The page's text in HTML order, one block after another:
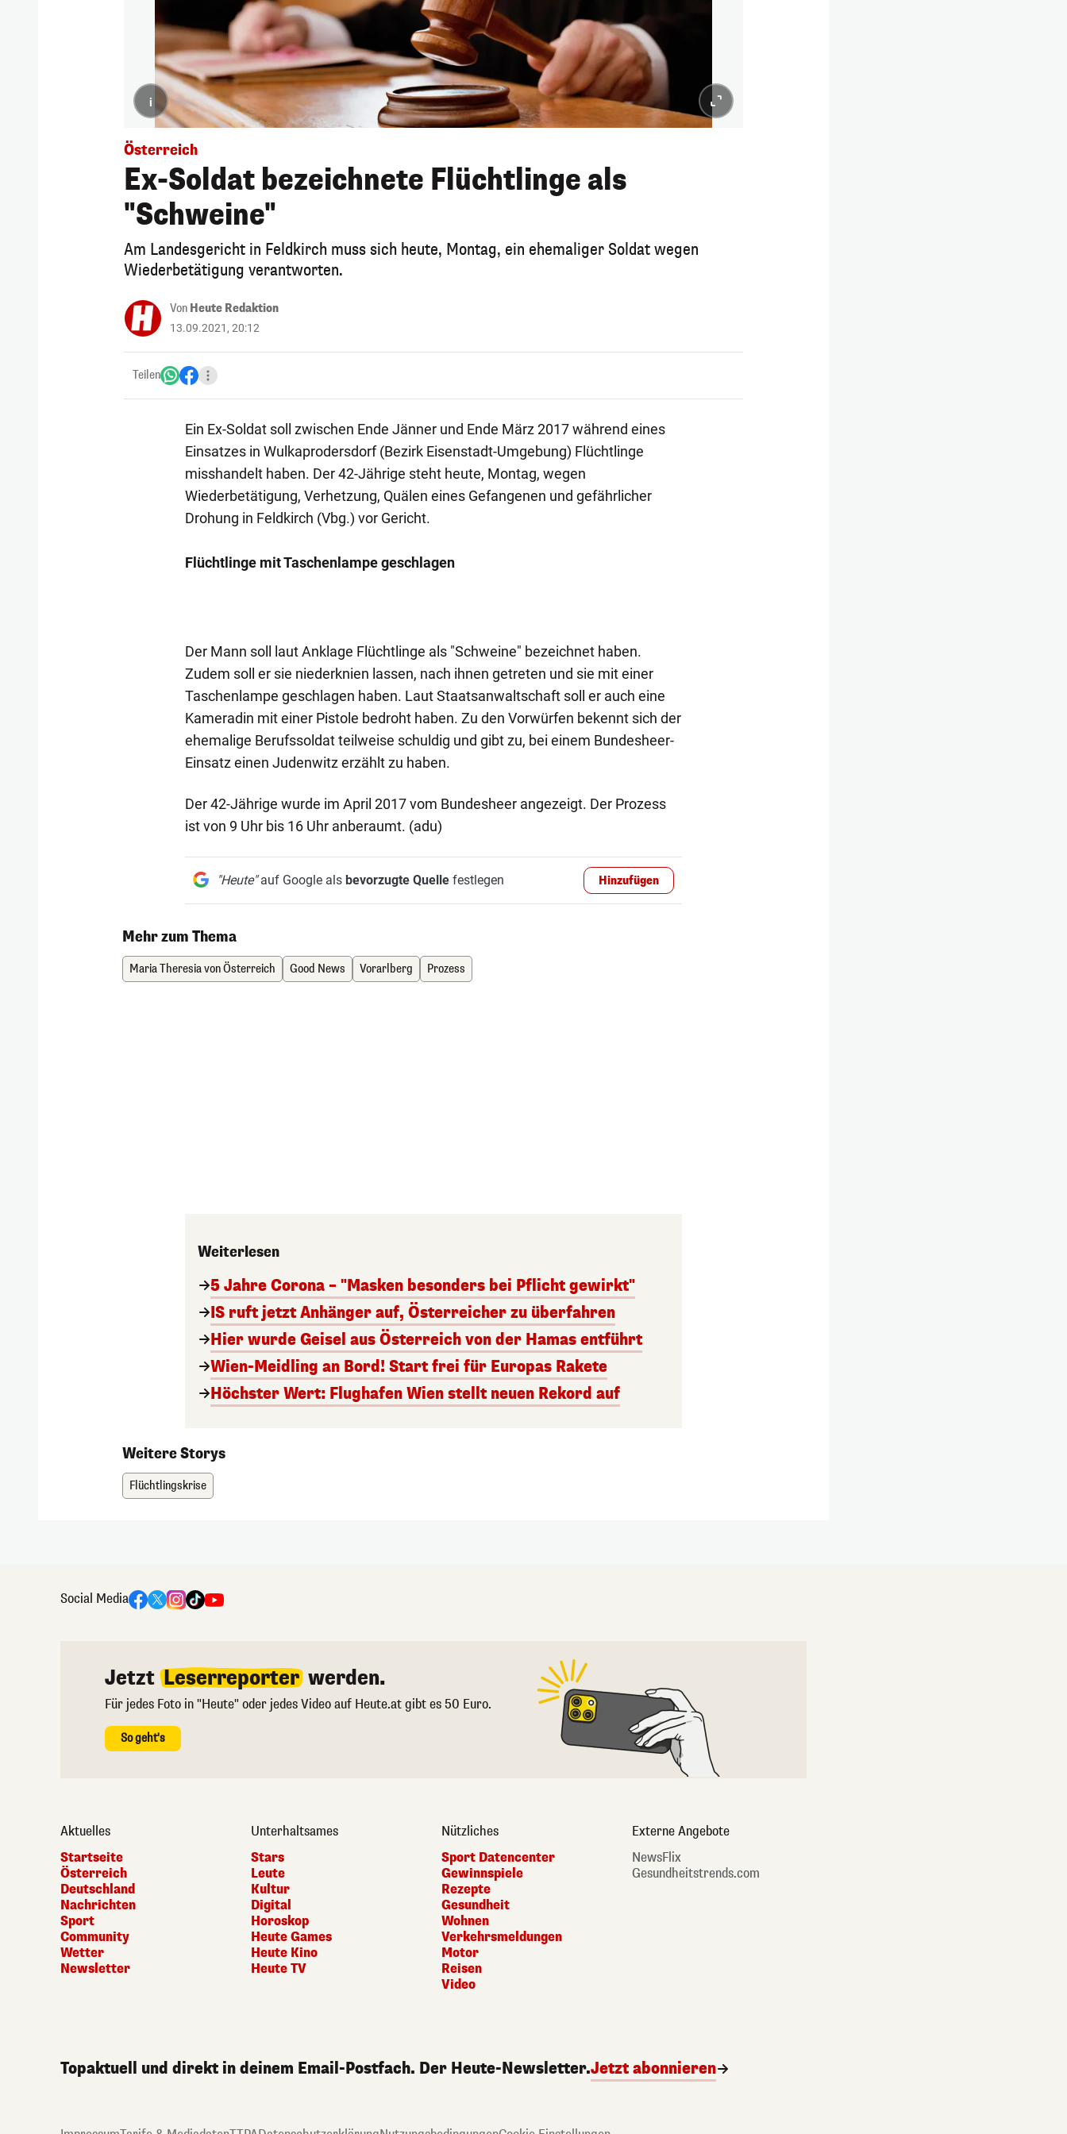
i
Österreich
Ex-Soldat bezeichnete Flüchtlinge als
"Schweine"
Am Landesgericht in Feldkirch muss sich heute, Montag, ein ehemaliger Soldat wegen
Wiederbetätigung verantworten.
Von Heute Redaktion
13.09.2021, 20:12
Teilen
Ein Ex-Soldat soll zwischen Ende Jänner und Ende März 2017 während eines
Einsatzes in Wulkaprodersdorf (Bezirk Eisenstadt-Umgebung) Flüchtlinge
misshandelt haben. Der 42-Jährige steht heute, Montag, wegen
Wiederbetätigung, Verhetzung, Quälen eines Gefangenen und gefährlicher
Drohung in Feldkirch (Vbg.) vor Gericht.
Flüchtlinge mit Taschenlampe geschlagen
Der Mann soll laut Anklage Flüchtlinge als "Schweine" bezeichnet haben.
Zudem soll er sie niederknien lassen, nach ihnen getreten und sie mit einer
Taschenlampe geschlagen haben. Laut Staatsanwaltschaft soll er auch eine
Kameradin mit einer Pistole bedroht haben. Zu den Vorwürfen bekennt sich der
ehemalige Berufssoldat teilweise schuldig und gibt zu, bei einem Bundesheer-
Einsatz einen Judenwitz erzählt zu haben.
Der 42-Jährige wurde im April 2017 vom Bundesheer angezeigt. Der Prozess
ist von 9 Uhr bis 16 Uhr anberaumt. (adu)
"Heute"auf Google als bevorzugte Quellefestlegen Hinzufügen
Mehr zum Thema
Maria Theresia von Österreich Good News Vorarlberg Prozess
Weiterlesen
5 Jahre Corona – "Masken besonders bei Pflicht gewirkt"
IS ruft jetzt Anhänger auf, Österreicher zu überfahren
Hier wurde Geisel aus Österreich von der Hamas entführt
Wien-Meidling an Bord! Start frei für Europas Rakete
Höchster Wert: Flughafen Wien stellt neuen Rekord auf
Weitere Storys
Flüchtlingskrise
Social Media
Jetzt Leserreporter werden.
Für jedes Foto in "Heute" oder jedes Video auf Heute.at gibt es 50 Euro.
So geht's
Aktuelles
Startseite
Österreich
Deutschland
Nachrichten
Sport
Community
Wetter
Newsletter
Unterhaltsames
Stars
Leute
Kultur
Digital
Horoskop
Heute Games
Heute Kino
Heute TV
Nützliches
Sport Datencenter
Gewinnspiele
Rezepte
Gesundheit
Wohnen
Verkehrsmeldungen
Motor
Reisen
Video
Externe Angebote
NewsFlix
Gesundheitstrends.com
Topaktuell und direkt in deinem Email-Postfach. Der Heute-Newsletter.Jetzt abonnieren